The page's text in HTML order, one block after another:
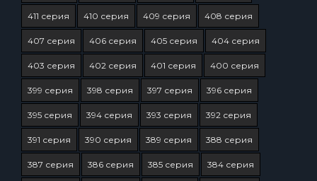
411 серия 410 серия 409 серия 408 серия
407 серия 406 серия 405 серия 404 серия
403 серия 402 серия 401 серия 400 серия
399 серия 398 серия 397 серия 396 серия
395 серия 394 серия 393 серия 392 серия
391 серия 390 серия 389 серия 388 серия
387 серия 386 серия 385 серия 384 серия